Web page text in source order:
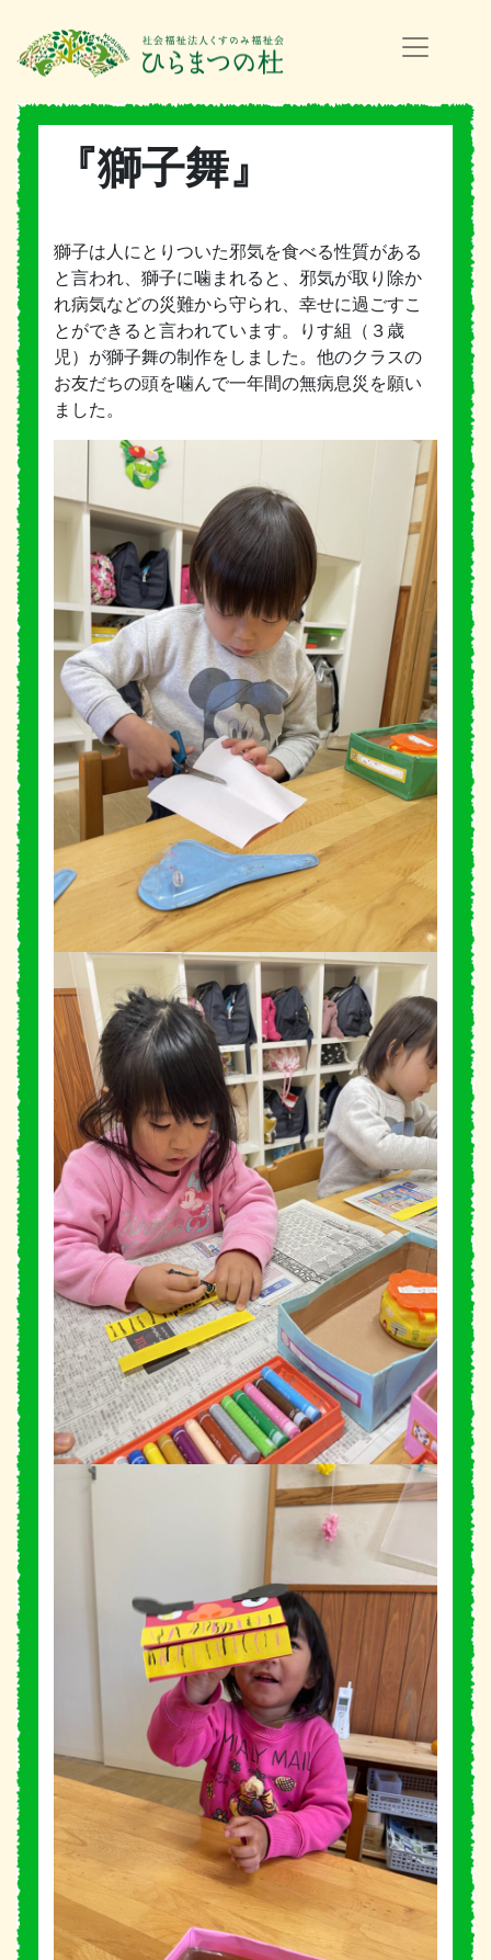
『獅子舞』
獅子は人にとりついた邪気を食べる性質がある
と言われ、獅子に噛まれると、邪気が取り除か
れ病気などの災難から守られ、幸せに過ごすこ
とができると言われています。りす組（３歳
児）が獅子舞の制作をしました。他のクラスの
お友だちの頭を噛んで一年間の無病息災を願い
ました。